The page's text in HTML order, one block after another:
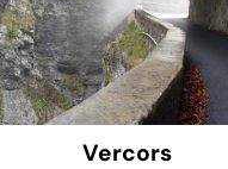
Vercors